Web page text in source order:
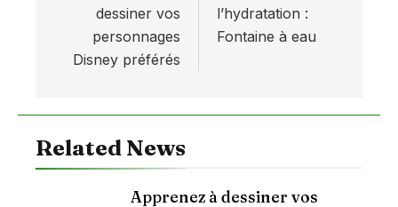
l’article
dessiner vos
personnages
Disney préférés
l’hydratation :
Fontaine à eau
Related News
Apprenez à dessiner vos